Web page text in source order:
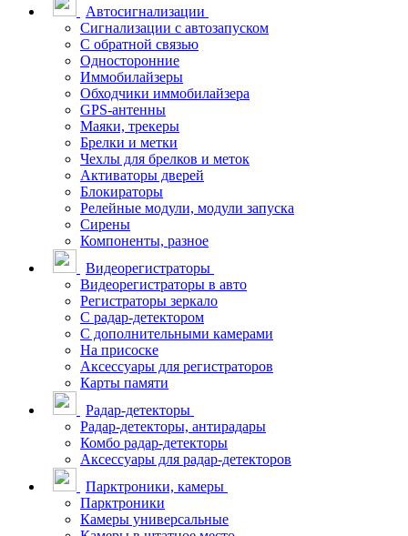
Автосигнализации
Сигнализации с автозапуском
С обратной связью
Односторонние
Иммобилайзеры
Обходчики иммобилайзера
GPS-антенны
Маяки, трекеры
Брелки и метки
Чехлы для брелков и меток
Активаторы дверей
Блокираторы
Релейные модули, модули запуска
Сирены
Компоненты, разное
Видеорегистраторы
Видеорегистраторы в авто
Регистраторы зеркало
С радар-детектором
С дополнительными камерами
На присоске
Аксессуары для регистраторов
Карты памяти
Радар-детекторы
Радар-детекторы, антирадары
Комбо радар-детекторы
Аксессуары для радар-детекторов
Парктроники, камеры
Парктроники
Камеры универсальные